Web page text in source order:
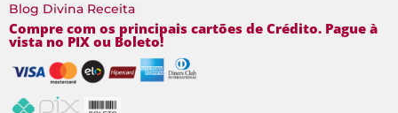
Blog Divina Receita
Compre com os principais cartões de Crédito. Pague à
vista no PIX ou Boleto!